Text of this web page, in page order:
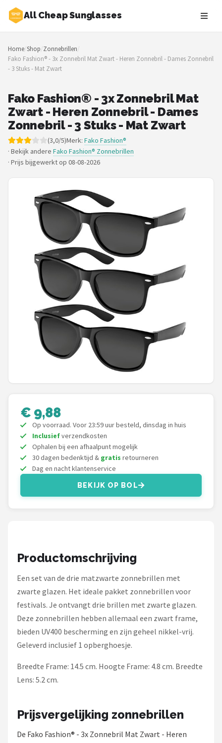
All Cheap Sunglasses
Zoeken
NAVIGATIE
Shop
Merken
Blog
Zonnebrillen
Baby zonnebrillen
POPULAIRE MERKEN
Polaroid
KIMU
Kingseven
Montuurtjevoorjou
Fako Fashion®
Fako Sunglasses®
Serengeti
Alle merken →
Home/Shop/Zonnebrillen/
Fako Fashion® - 3x Zonnebril Mat Zwart - Heren Zonnebril - Dames Zonnebril
- 3 Stuks - Mat Zwart
Fako Fashion® - 3x Zonnebril Mat
Zwart - Heren Zonnebril - Dames
Zonnebril - 3 Stuks - Mat Zwart
(3,0/5)Merk: Fako Fashion®
· Bekijk andere Fako Fashion® Zonnebrillen
· Prijs bijgewerkt op 08-08-2026
€ 9,88
Op voorraad. Voor 23:59 uur besteld, dinsdag in huis
Inclusiefverzendkosten
Ophalen bij een afhaalpunt mogelijk
30 dagen bedenktijd & gratis retourneren
Dag en nacht klantenservice
BEKIJK OP BOL
Productomschrijving
Een set van de drie matzwarte zonnebrillen met
zwarte glazen. Het ideale pakket zonnebrillen voor
festivals. Je ontvangt drie brillen met zwarte glazen.
Deze zonnebrillen hebben allemaal een zwart frame,
bieden UV400 bescherming en zijn geheel nikkel-vrij.
Geleverd inclusief 1 opberghoesje.
Breedte Frame: 14.5 cm. Hoogte Frame: 4.8 cm. Breedte
Lens: 5.2 cm.
Prijsvergelijking zonnebrillen
De Fako Fashion® - 3x Zonnebril Mat Zwart - Heren